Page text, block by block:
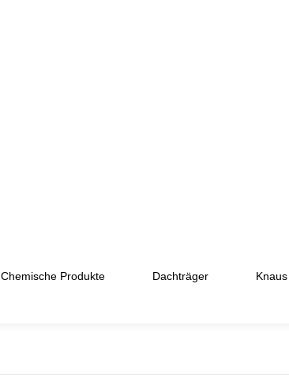
Chemische Produkte Dachträger